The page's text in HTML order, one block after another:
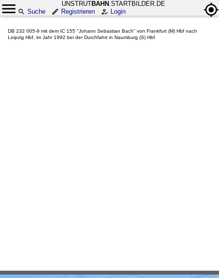
UNSTRUTBAHN .STARTBILDER.DE
Suche
Registrieren Login
DB 232 005-9 mit dem IC 155 "Johann Sebastian Bach" von Frankfurt (M) Hbf nach
Leipzig Hbf, im Jahr 1992 bei der Durchfahrt in Naumburg (S) Hbf